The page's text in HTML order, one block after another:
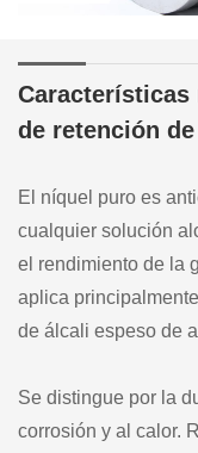
Características
de retención de
El níquel puro es
cualquier solución
el rendimiento de la
aplica
de álcali espeso de
Se distingue por la
corrosión y al calor.